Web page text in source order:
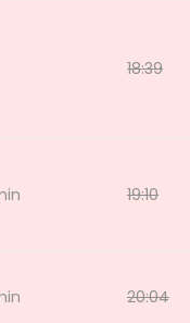
18:39
19:10
20:04